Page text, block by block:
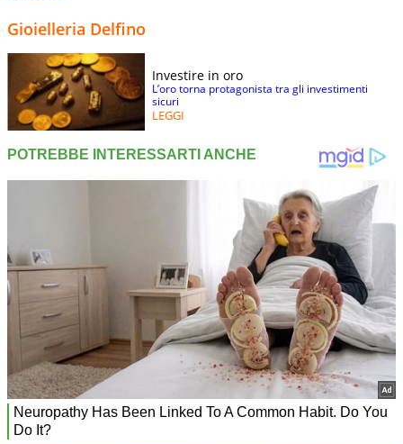
Gioielleria Delfino
Investire in oro
L’oro torna protagonista tra gli investimenti
sicuri
LEGGI